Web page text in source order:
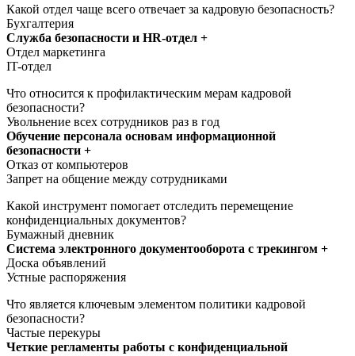
Какой отдел чаще всего отвечает за кадровую безопасность?
Бухгалтерия
Служба безопасности и HR-отдел +
Отдел маркетинга
IT-отдел
Что относится к профилактическим мерам кадровой
безопасности?
Увольнение всех сотрудников раз в год
Обучение персонала основам информационной
безопасности +
Отказ от компьютеров
Запрет на общение между сотрудниками
Какой инструмент помогает отследить перемещение
конфиденциальных документов?
Бумажный дневник
Система электронного документооборота с трекингом +
Доска объявлений
Устные распоряжения
Что является ключевым элементом политики кадровой
безопасности?
Частые перекуры
Четкие регламенты работы с конфиденциальной